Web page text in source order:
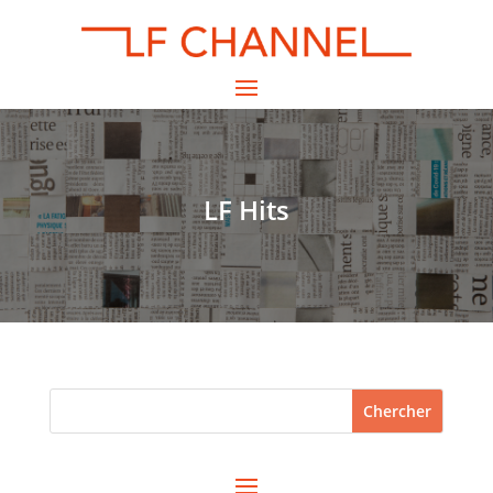
LF Hits